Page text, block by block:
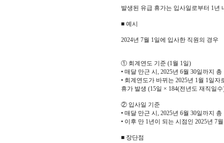
발생된 유급 휴가는 입사일로부터 1년
■ 예시
2024년 7월 1일에 입사한 직원의 경우
① 회계연도 기준 (1월 1일)
• 매달 만근 시, 2025년 6월 30일까지
• 회계연도가 바뀌는 2025년 1월 1일
휴가 발생 (15일 × 184(전년도 재직일수
② 입사일 기준
• 매달 만근 시, 2025년 6월 30일까지
• 이후 만 1년이 되는 시점인 2025년 7
■ 장단점